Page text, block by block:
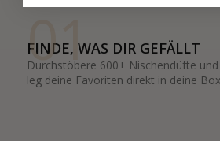
01
FINDE, WAS DIR GEFÄLLT
Durchstöbere 600+ Nischendüfte und
leg deine Favoriten direkt in deine